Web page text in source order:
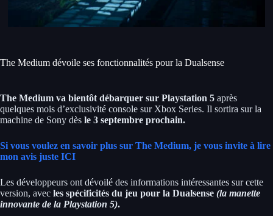
The Medium dévoile ses fonctionnalités pour la Dualsense
The Medium va bientôt débarquer sur Playstation 5 après
quelques mois d’exclusivité console sur Xbox Series. Il sortira sur la
machine de Sony dès le 3 septembre prochain.
Si vous voulez en savoir plus sur The Medium, je vous invite à lire
mon avis juste ICI
Les développeurs ont dévoilé des informations intéressantes sur cette
version, avec les spécificités du jeu pour la Dualsense (la manette
innovante de la Playstation 5).